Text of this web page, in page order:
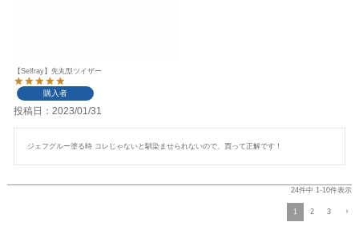
【Selfray】先丸型ツイザー
購入者
投稿日 2023/01/31
ジェフグルー塗る時 コレじゃないと馴染ませられないので、買って正解です！
24件中 1-10件表示
1 2 3